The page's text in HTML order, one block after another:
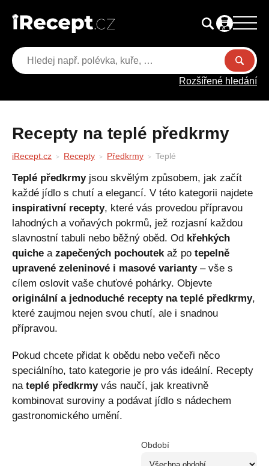
Rozšířené hledání
Recepty na teplé předkrmy
iRecept.cz Recepty Předkrmy Teplé
Teplé předkrmyjsou skvělým způsobem, jak začít
každé jídlo s chutí a elegancí. V této kategorii najdete
inspirativní recepty, které vás provedou přípravou
lahodných a voňavých pokrmů, jež rozjasní každou
slavnostní tabuli nebo běžný oběd. Od křehkých
quiche a zapečených pochoutekaž po tepelně
upravené zeleninové i masové varianty– vše s
cílem oslovit vaše chuťové pohárky. Objevte
originální a jednoduché recepty na teplé předkrmy,
které zaujmou nejen svou chutí, ale i snadnou
přípravou.
Pokud chcete přidat k obědu nebo večeři něco
speciálního, tato kategorie je pro vás ideální. Recepty
na teplé předkrmyvás naučí, jak kreativně
kombinovat suroviny a podávat jídlo s nádechem
gastronomického umění.
Období